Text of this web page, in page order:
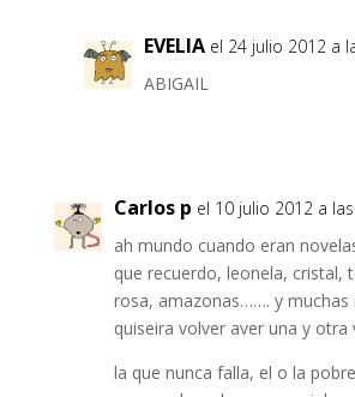
EVELIA el 24 julio 2012 a
ABIGAIL
Carlos p el 10 julio 2012 a
ah mundo cuando eran
que recuerdo, leonela, cristal,
rosa, amazonas……. y muchas
quiseira volver aver una y otra
la que nunca falla, el o la